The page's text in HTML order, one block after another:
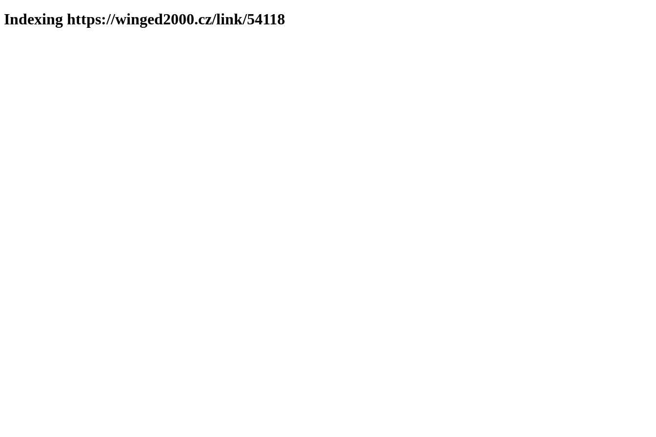
Indexing https://winged2000.cz/link/54118